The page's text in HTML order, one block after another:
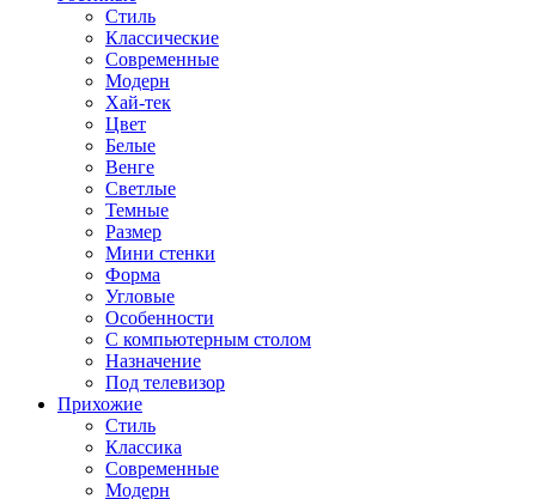
Стиль
Классические
Современные
Модерн
Хай-тек
Цвет
Белые
Венге
Светлые
Темные
Размер
Мини стенки
Форма
Угловые
Особенности
С компьютерным столом
Назначение
Под телевизор
Прихожие
Стиль
Классика
Современные
Модерн